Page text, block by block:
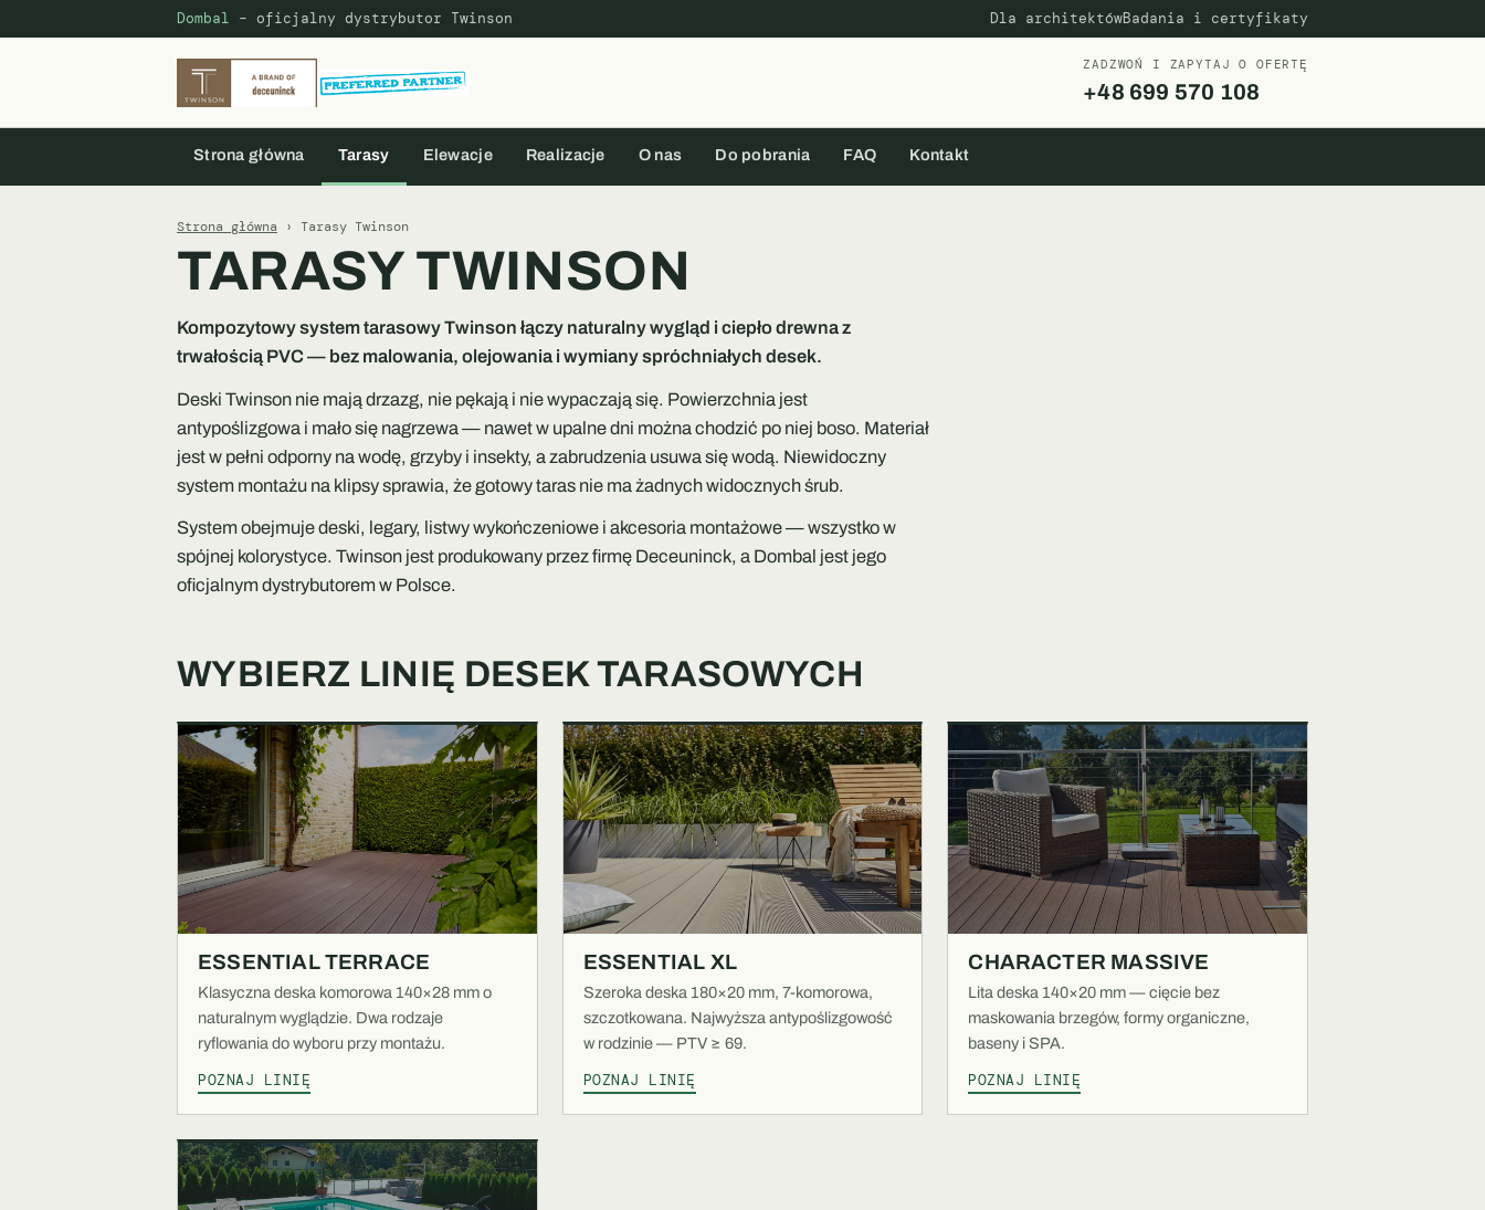
Dombal – oficjalny dystrybutor Twinson Dla architektówBadania i certyfikaty
ZADZWOŃ I ZAPYTAJ O OFERTĘ
+48 699 570 108
Strona główna Tarasy Elewacje Realizacje O nas Do pobrania FAQ Kontakt
Strona główna › Tarasy Twinson
TARASY TWINSON
Kompozytowy system tarasowy Twinson łączy naturalny wygląd i ciepło drewna z
trwałością PVC — bez malowania, olejowania i wymiany spróchniałych desek.
Deski Twinson nie mają drzazg, nie pękają i nie wypaczają się. Powierzchnia jest
antypoślizgowa i mało się nagrzewa — nawet w upalne dni można chodzić po niej boso. Materiał
jest w pełni odporny na wodę, grzyby i insekty, a zabrudzenia usuwa się wodą. Niewidoczny
system montażu na klipsy sprawia, że gotowy taras nie ma żadnych widocznych śrub.
System obejmuje deski, legary, listwy wykończeniowe i akcesoria montażowe — wszystko w
spójnej kolorystyce. Twinson jest produkowany przez firmę Deceuninck, a Dombal jest jego
oficjalnym dystrybutorem w Polsce.
WYBIERZ LINIĘ DESEK TARASOWYCH
ESSENTIAL TERRACE
Klasyczna deska komorowa 140×28 mm o
naturalnym wyglądzie. Dwa rodzaje
ryflowania do wyboru przy montażu.
POZNAJ LINIĘ
ESSENTIAL XL
Szeroka deska 180×20 mm, 7-komorowa,
szczotkowana. Najwyższa antypoślizgowość
w rodzinie — PTV ≥ 69.
POZNAJ LINIĘ
CHARACTER MASSIVE
Lita deska 140×20 mm — cięcie bez
maskowania brzegów, formy organiczne,
baseny i SPA.
POZNAJ LINIĘ